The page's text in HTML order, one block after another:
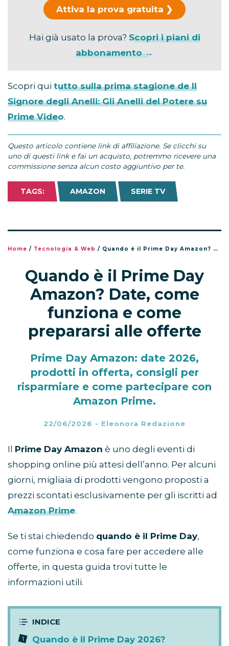
Attiva la prova gratuita
Hai già usato la prova? Scopri i piani di
abbonamento →
Scopri qui tutto sulla prima stagione de Il
Signore degli Anelli: Gli Anelli del Potere su
Prime Video.
Questo articolo contiene link di affiliazione. Se clicchi su
uno di questi link e fai un acquisto, potremmo ricevere una
commissione senza alcun costo aggiuntivo per te.
TAGS: AMAZON SERIE TV
Home / Tecnologia & Web / Quando è il Prime Day Amazon? Date, come funziona e come prepararsi alle offerte
Quando è il Prime Day
Amazon? Date, come
funziona e come
prepararsi alle offerte
Prime Day Amazon: date 2026,
prodotti in offerta, consigli per
risparmiare e come partecipare con
Amazon Prime.
22/06/2026 - Eleonora Redazione
Il Prime Day Amazon è uno degli eventi di
shopping online più attesi dell’anno. Per alcuni
giorni, migliaia di prodotti vengono proposti a
prezzi scontati esclusivamente per gli iscritti ad
Amazon Prime.
Se ti stai chiedendo quando è il Prime Day,
come funziona e cosa fare per accedere alle
offerte, in questa guida trovi tutte le
informazioni utili.
Quando è il Prime Day 2026?